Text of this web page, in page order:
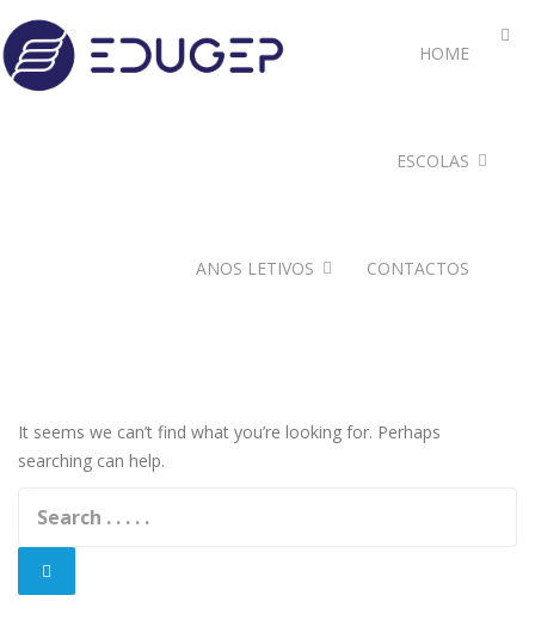
HOME
ESCOLAS
ANOS LETIVOS CONTACTOS
It seems we can’t find what you’re looking for. Perhaps
searching can help.